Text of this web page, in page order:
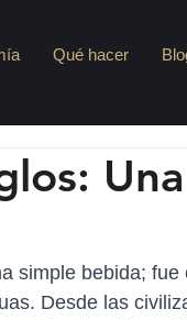
Qué hacer
Una
simple bebida; fue
Desde las